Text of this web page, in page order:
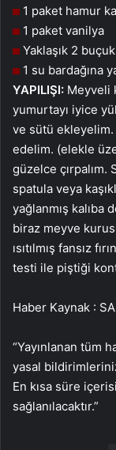
1 paket hamur
1 paket vanilya
Yaklaşık 2
1 su bardağına
YAPILIŞI: Meyveli
yumurtayı iyice
ve sütü ekleyelim.
edelim. (elekle
güzelce
spatula veya
yağlanmış kalıba
biraz meyve
ısıtılmış fansız
testi ile piştiği
Haber Kaynak :
“Yayınlanan tüm
yasal
En kısa süre
sağlanılacaktır.”